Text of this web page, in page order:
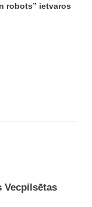
robots” ietvaros
Vecpilsētas